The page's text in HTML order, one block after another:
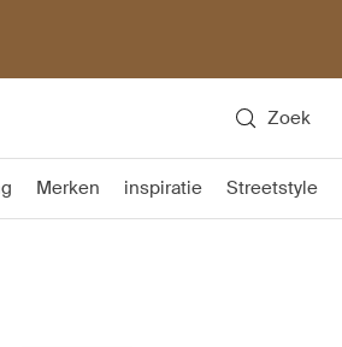
Zoek
Merken inspiratie Streetstyle